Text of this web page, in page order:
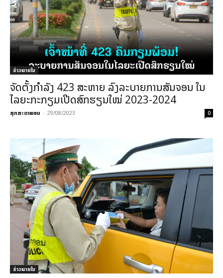
ຂ່າວພາຍ​ໃນ
ຈັດຕັ້ງກຳລັງ 423 ສະຫາຍ ລົງລະບາຍການສັນຈອນ ໃນ
ໄລຍະກະກຽມເປີດສົກຮຽນໃໝ່ 2023-2024
ສຸກສະດາພອນ - 29/08/2023 0
ຂ່າວພາຍ​ໃນ